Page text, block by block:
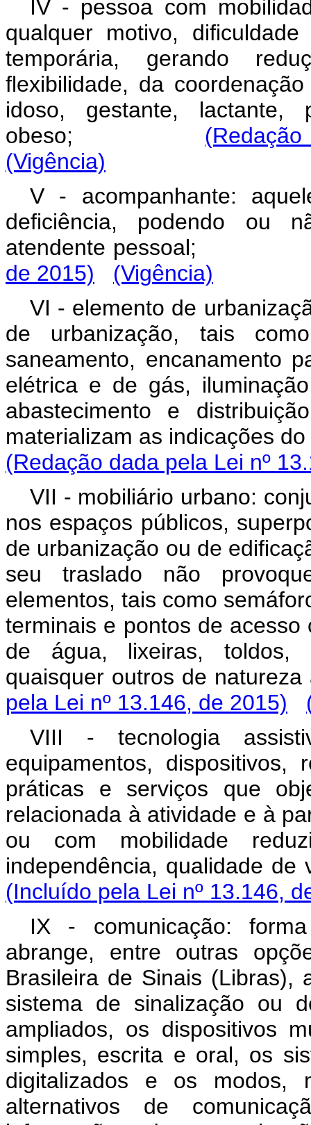
IV - pessoa com
qualquer motivo,
temporária, gerando
flexibilidade, da
idoso, gestante,
obeso;
(Vigência)
V - acompanhante:
deficiência, podendo ou
atendente
de 2015)
(Vigência)
VI - elemento de
de urbanização, tais
saneamento, encanamento
elétrica e de gás,
abastecimento e
materializam as
(Redação dada pela Lei nº
VII - mobiliário urbano:
nos espaços públicos,
de urbanização ou de
seu traslado não
elementos, tais como
terminais e pontos de
de água, lixeiras, toldos,
quaisquer outros
pela Lei nº 13.146, de 2015)
VIII - tecnologia
equipamentos, dispositivos,
práticas e serviços que
relacionada à atividade e à
ou com mobilidade
independência,
(Incluído pela Lei nº 13.146,
IX - comunicação:
abrange, entre outras
Brasileira de Sinais (Libras),
sistema de sinalização ou
ampliados, os dispositivos
simples, escrita e oral, os
digitalizados e os modos,
alternativos de